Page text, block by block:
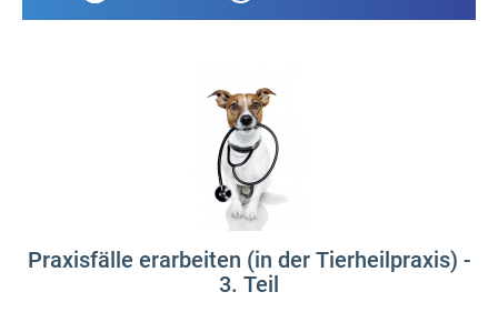
Praxisfälle erarbeiten (in der Tierheilpraxis) -
3. Teil